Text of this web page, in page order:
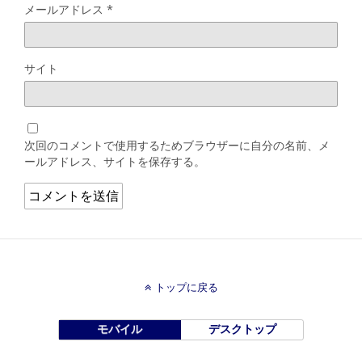
メールアドレス *
サイト
次回のコメントで使用するためブラウザーに自分の名前、メ
ールアドレス、サイトを保存する。
トップに戻る
モバイル デスクトップ